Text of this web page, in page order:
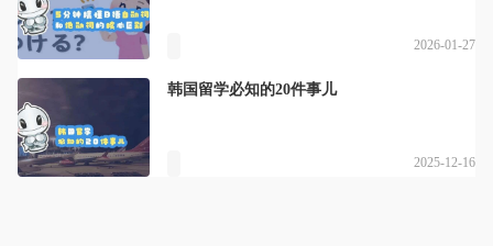
2026-01-27
韩国留学必知的20件事儿
2025-12-16